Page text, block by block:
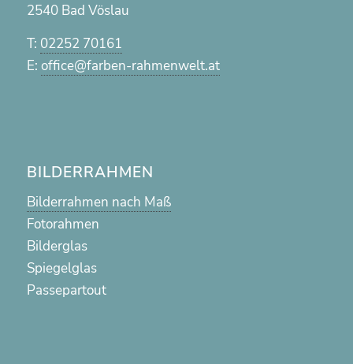
2540 Bad Vöslau
T: 02252 70161
E: office@farben-rahmenwelt.at
BILDERRAHMEN
Bilderrahmen nach Maß
Fotorahmen
Bilderglas
Spiegelglas
Passepartout